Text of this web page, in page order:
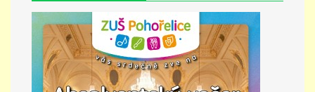
KONTAKTY
PŘÍMĚSTSKÝ TÁBOR